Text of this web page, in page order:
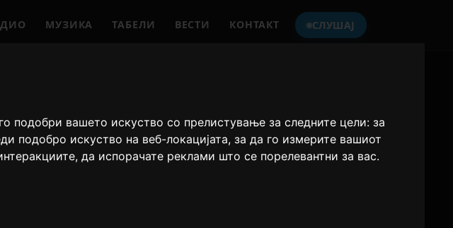
подобри вашето искуство со прелистување за следните цели:за
подобро искуство на веб-локацијата,за да го измерите вашиот
,да испорачате реклами што се порелевантни за вас.
МУЗИКА ТАБЕЛИ ВЕСТИ КОНТАКТ СЛУШАЈ
Only Hits Japan